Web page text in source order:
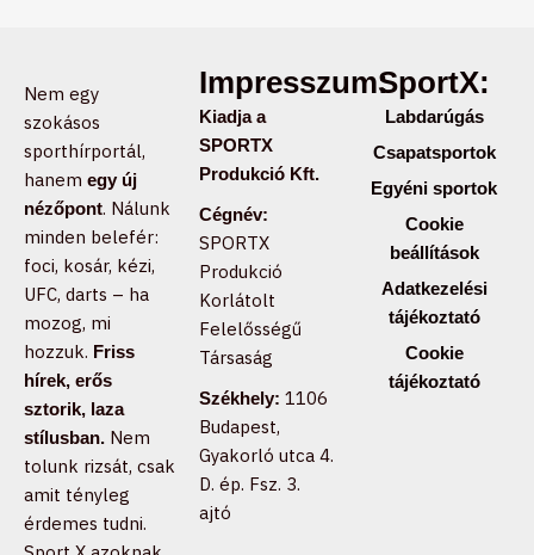
Nem egy
szokásos
sporthírportál,
hanem egy új
nézőpont. Nálunk
minden belefér:
foci, kosár, kézi,
UFC, darts – ha
mozog, mi
hozzuk. Friss
hírek, erős
sztorik, laza
stílusban. Nem
tolunk rizsát, csak
amit tényleg
érdemes tudni.
Impresszum:
Kiadja a
SPORTX
Produkció Kft.
Cégnév:
SPORTX
Produkció
Korlátolt
Felelősségű
Társaság
Székhely: 1106
Budapest,
Gyakorló utca 4.
D. ép. Fsz. 3.
ajtó
SportX:
Labdarúgás
Csapatsportok
Egyéni sportok
Cookie
beállítások
Adatkezelési
tájékoztató
Cookie
tájékoztató